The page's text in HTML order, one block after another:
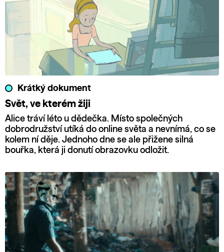
Krátký dokument
Svět, ve kterém žiji
Alice tráví léto u dědečka. Místo společných
dobrodružství utíká do online světa a nevnímá, co se
kolem ní děje. Jednoho dne se ale přižene silná
bouřka, která ji donutí obrazovku odložit.